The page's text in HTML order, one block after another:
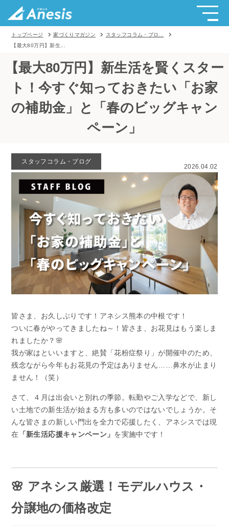
トップページ 家づくりマガジン
スタッフコラム・ブロ...
【最大80万円】新生...
【最大80万円】新生活を賢くスター
ト！今すぐ知っておきたい「お家
の補助金」と「春のビッグキャン
ペーン」
スタッフコラム・ブログ
2026.04.02
皆さま、お久しぶりです！アネシス熊本の中根です！
ついに春がやってきましたね～！皆さま、お花見はもう楽しま
れましたか？🌸
我が家はといいますと、絶賛「花粉症祭り」が開催中のため、
残念ながら今年もお花見の予定はありません……鼻水が止まり
ません！（笑）
さて、４月は出会いと別れの季節。転勤やご入学などで、新し
い土地での新生活が始まる方も多いのではないでしょうか。そ
んな皆さまの新しい門出を全力で応援したく、アネシスでは現
在 「新生活応援キャンペーン」 を実施中です！
🌸 アネシス厳選！モデルハウス・
分譲地の価格改定